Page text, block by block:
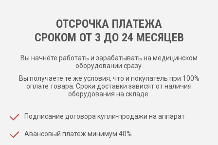
ОТСРОЧКА ПЛАТЕЖА
CРОКОМ ОТ 3 ДО 24 МЕСЯЦЕВ
Вы начнёте работать и зарабатывать на медицинском
оборудовании сразу.
Вы получаете те же условия, что и покупатель при 100%
оплате товара. Сроки доставки зависят от наличия
оборудования на складе.
Подписание договора купли-продажи на аппарат
Авансовый платеж минимум 40%